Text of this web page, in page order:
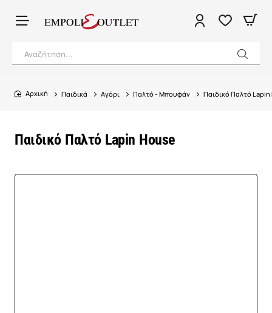
Αναζήτηση...
Παιδικό Παλτό Lapin House
home
Παιδικά Αγόρι Παλτό - Μπουφάν Παιδικό Παλτό